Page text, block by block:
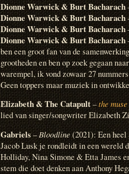
Dionne Warwick & Burt Bacharach
Dionne Warwick & Burt Bacharach
Dionne Warwick & Burt Bacharach
Dionne Warwick & Burt Bacharach
ben een groot fan van de
grootheden en ben op zoek gegaan
warempel, ik vond zowaar 27
Geen toppers maar muziek in
Elizabeth & The Catapult–the muse
lied van singer/songwriter Elizabeth
Gabriels–Bloodline(2021): Een
Jacob Lusk je rondleidt in een wereld
Holliday, Nina Simone & Etta James
stem die doet denken aan Anthony